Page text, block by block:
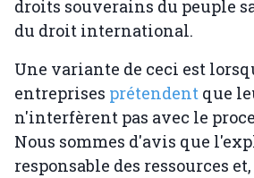
droits souverains du peuple
du droit international.
Une variante de ceci est
entreprises prétendent que
n'interfèrent pas avec le
Nous sommes d'avis que
responsable des ressources